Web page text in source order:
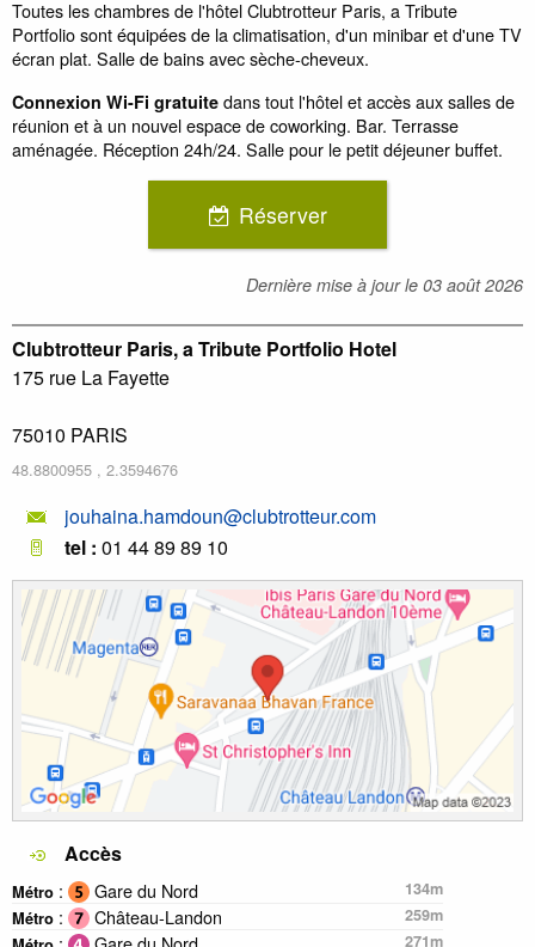
Toutes les chambres de l'hôtel Clubtrotteur Paris, a Tribute
Portfolio sont équipées de la climatisation, d'un minibar et d'une TV
écran plat. Salle de bains avec sèche-cheveux.
Connexion Wi-Fi gratuite dans tout l'hôtel et accès aux salles de
réunion et à un nouvel espace de coworking. Bar. Terrasse
aménagée. Réception 24h/24. Salle pour le petit déjeuner buffet.
Réserver
Dernière mise à jour le 03 août 2026
Clubtrotteur Paris, a Tribute Portfolio Hotel
175 rue La Fayette
75010 PARIS
48.8800955 , 2.3594676
jouhaina.hamdoun@clubtrotteur.com
tel : 01 44 89 89 10
Accès
Métro : Gare du Nord
134m
Métro : Château-Landon
259m
271m